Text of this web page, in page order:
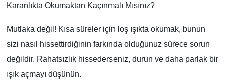
Karanlıkta Okumaktan Kaçınmalı Mısınız?
Mutlaka değil! Kısa süreler için loş ışıkta okumak, bunun
sizi nasıl hissettirdiğinin farkında olduğunuz sürece sorun
değildir. Rahatsızlık hissederseniz, durun ve daha parlak bir
ışık açmayı düşünün.